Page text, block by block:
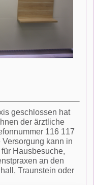
geschlossen hat
der ärztliche
116 117
kann in
Hausbesuche,
an den
Traunstein oder